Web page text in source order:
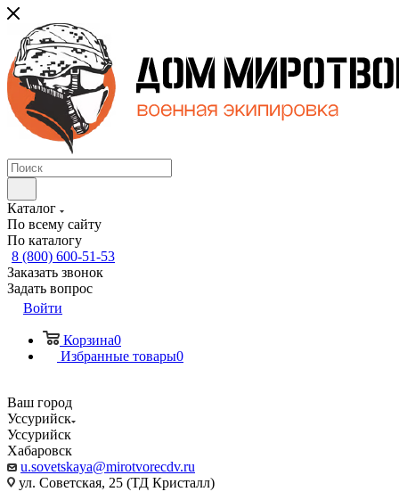
Каталог
По всему сайту
По каталогу
8 (800) 600-51-53
Заказать звонок
Задать вопрос
Войти
Корзина0
Избранные товары0
Ваш город
Уссурийск
Уссурийск
Хабаровск
u.sovetskaya@mirotvorecdv.ru
ул. Советская, 25 (ТД Кристалл)